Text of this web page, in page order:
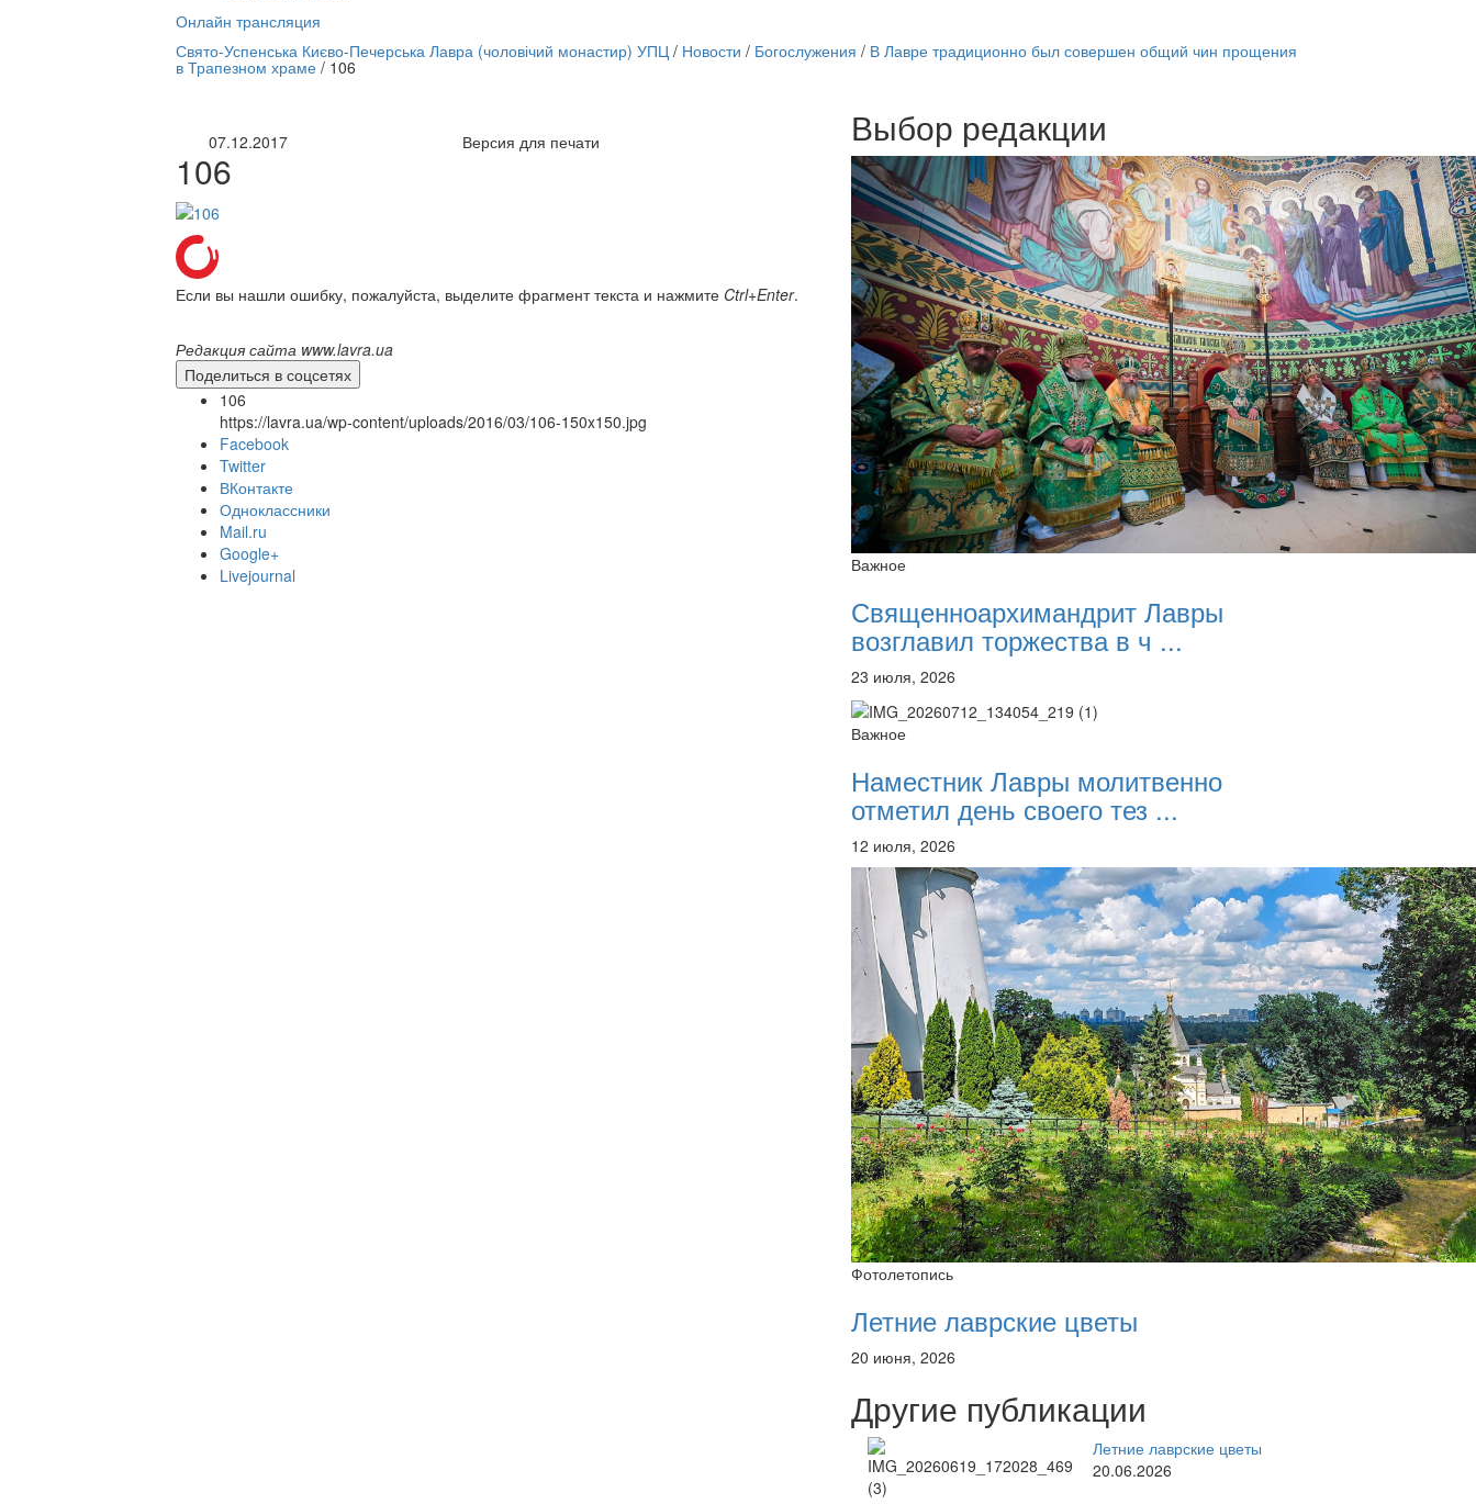
Онлайн трансляция
12 сентября
Онлайн трансляции
12 сентября 2015Название трансляции
12 сентября 2015 Название трансляции
12 сентября 2015Название трансляции
12 сентября 2015Название трансляции
12 сентября 2015Название трансляции
12 сентября 2015Название трансляции
12 сентября 2015Название трансляции
12 сентября 2015Название трансляции
Перейти к архиву
Свято-Успенська Києво-Печерська Лавра (чоловічий монастир) УПЦ/ Новости / Богослужения / В Лавре традиционно был совершен общий чин прощения
в Трапезном храме/ 106
07.12.2017 Версия для печати
106
Если вы нашли ошибку, пожалуйста, выделите фрагмент текста и нажмите Ctrl+Enter.
Редакция сайта www.lavra.ua
Поделиться в соцсетях
106
https://lavra.ua/wp-content/uploads/2016/03/106-150x150.jpg
Facebook
Twitter
ВКонтакте
Одноклассники
Mail.ru
Google+
Livejournal
Выбор редакции
Важное
Священноархимандрит Лавры
возглавил торжества в ч ...
23 июля, 2026
Важное
Наместник Лавры молитвенно
отметил день своего тез ...
12 июля, 2026
Фотолетопись
Летние лаврские цветы
20 июня, 2026
Другие публикации
Летние лаврские цветы
20.06.2026